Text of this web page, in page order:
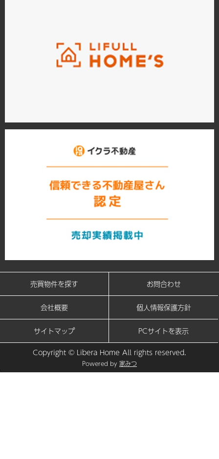
売買物件を探す お問合わせ
会社概要 個人情報保護方針
サイトマップ
PCサイトを表示
Copyright © Libera Home All rights reserved.
Powered by 家みつ